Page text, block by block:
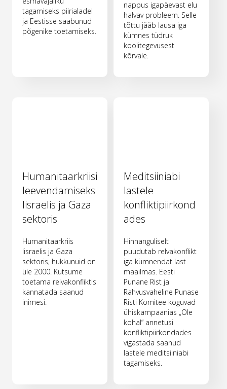
tagamiseks piirialadel
ja Eestisse saabunud
põgenike toetamiseks.
nappus igapäevast elu
halvav probleem. Selle
tõttu jääb lausa iga
kümnes tüdruk
koolitegevusest
kõrvale.
Humanitaarkriisi
leevendamiseks
Iisraelis ja Gaza
sektoris
Humanitaarkriis
Iisraelis ja Gaza
sektoris, hukkunuid on
üle 2000. Kutsume
toetama relvakonfliktis
kannatada saanud
inimesi.
Meditsiiniabi
lastele
konfliktipiirkond
ades
Hinnanguliselt
puudutab relvakonflikt
iga kümnendat last
maailmas. Eesti
Punane Rist ja
Rahvusvaheline Punase
Risti Komitee koguvad
ühiskampaanias „Ole
kohal“ annetusi
konfliktipiirkondades
vigastada saanud
lastele meditsiiniabi
tagamiseks.